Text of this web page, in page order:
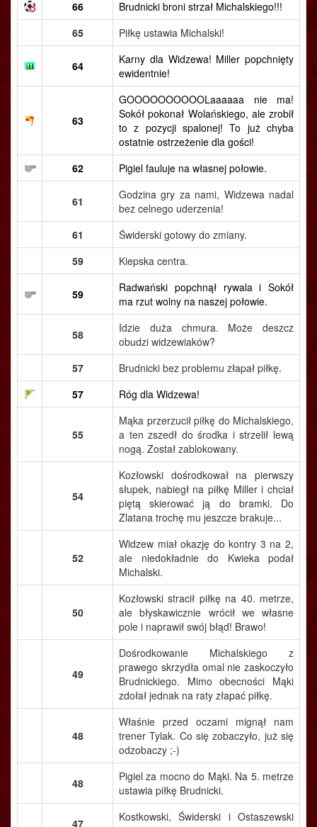
66
Brudnicki broni strzał Michalskiego!!!
65
Piłkę ustawia Michalski!
64
Karny dla Widzewa! Miller popchnięty
ewidentnie!
63
GOOOOOOOOOOLaaaaaa nie ma!
Sokół pokonał Wolańskiego, ale zrobił
to z pozycji spalonej! To już chyba
ostatnie ostrzeżenie dla gości!
62
Pigiel fauluje na własnej połowie.
61
Godzina gry za nami, Widzewa nadal
bez celnego uderzenia!
61
Świderski gotowy do zmiany.
59
Kiepska centra.
59
Radwański popchnął rywala i Sokół
ma rzut wolny na naszej połowie.
58
Idzie duża chmura. Może deszcz
obudzi widzewiaków?
57
Brudnicki bez problemu złapał piłkę.
57
Róg dla Widzewa!
55
Mąka przerzucił piłkę do Michalskiego,
a ten zszedł do środka i strzelił lewą
nogą. Został zablokowany.
54
Kozłowski dośrodkował na pierwszy
słupek, nabiegł na piłkę Miller i chciał
piętą skierować ją do bramki. Do
Zlatana trochę mu jeszcze brakuje...
52
Widzew miał okazję do kontry 3 na 2,
ale niedokładnie do Kwieka podał
Michalski.
50
Kozłowski stracił piłkę na 40. metrze,
ale błyskawicznie wrócił we własne
pole i naprawił swój błąd! Brawo!
49
Dośrodkowanie Michalskiego z
prawego skrzydła omal nie zaskoczyło
Brudnickiego. Mimo obecności Mąki
zdołał jednak na raty złapać piłkę.
48
Właśnie przed oczami mignął nam
trener Tylak. Co się zobaczyło, już się
odzobaczy ;-)
48
Pigiel za mocno do Mąki. Na 5. metrze
ustawia piłkę Brudnicki.
47
Kostkowski, Świderski i Ostaszewski